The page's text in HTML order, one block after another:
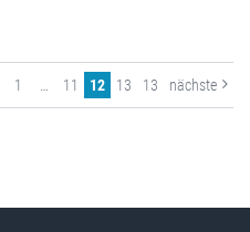
1 11 12 13 13 nächste